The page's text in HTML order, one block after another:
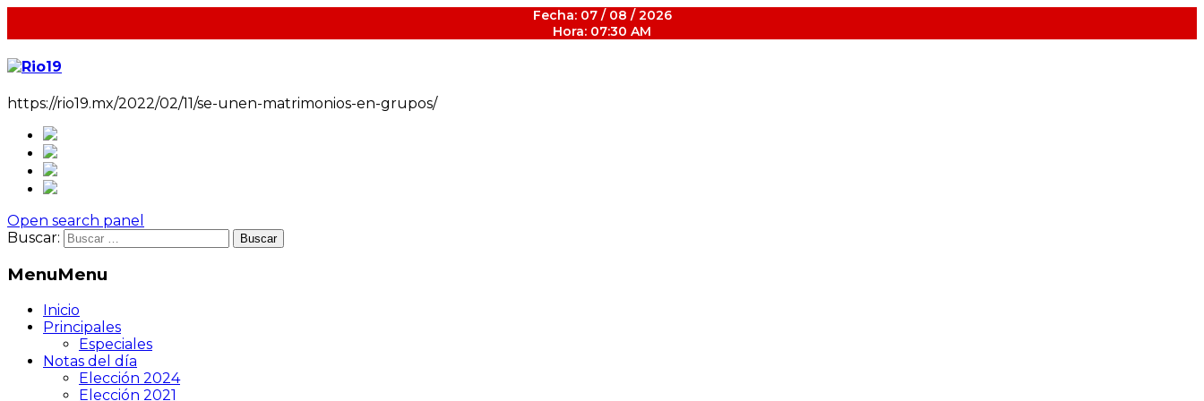
Fecha: 07 / 08 / 2026
Hora: 07:30 AM
https://rio19.mx/2022/02/11/se-unen-matrimonios-en-grupos/
Open search panel
Buscar:
MenuMenu
Inicio
Principales
Especiales
Notas del día
Elección 2024
Elección 2021